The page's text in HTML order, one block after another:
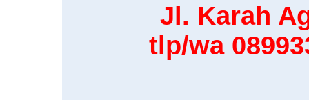
Jl. Karah
tlp/wa